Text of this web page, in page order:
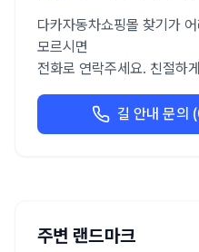
다카자동차쇼핑몰 찾기가
모르시면
전화로 연락주세요. 친절하
길 안내 문
주변 랜드마크